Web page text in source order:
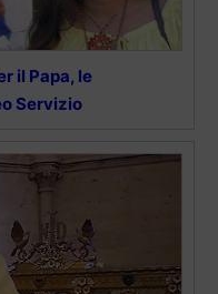
il Papa, le
Servizio